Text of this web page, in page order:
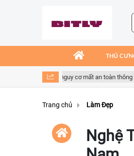
THÚ
giả mạo, nguy cơ mất an toàn thông tin
Trang chủ Làm Đẹp
Nghệ